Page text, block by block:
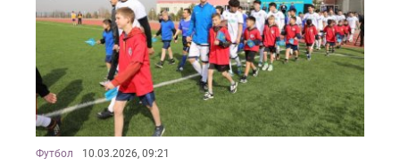
Футбол 10.03.2026, 09:21